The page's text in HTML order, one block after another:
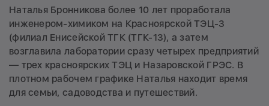
Наталья Бронникова более 10 лет проработала
инженером-химиком на Красноярской ТЭЦ-3
(филиал Енисейской ТГК (ТГК-13), а затем
возглавила лаборатории сразу четырех предприятий
— трех красноярских ТЭЦ и Назаровской ГРЭС. В
плотном рабочем графике Наталья находит время
для семьи, садоводства и путешествий.